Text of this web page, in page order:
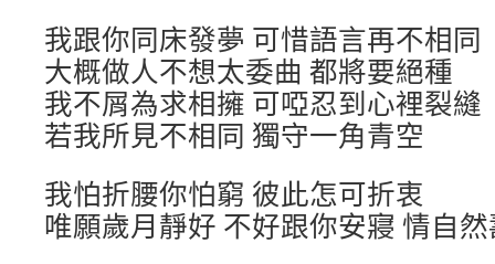
我跟你同床發夢 可惜語言再不相同
大概做人不想太委曲 都將要絕種
我不屑為求相擁 可啞忍到心裡裂縫
若我所見不相同 獨守一角青空
我怕折腰你怕窮 彼此怎可折衷
唯願歲月靜好 不好跟你安寢 情自